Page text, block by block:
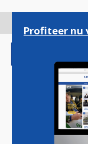
gaan
Magazine
Profiteer nu